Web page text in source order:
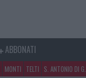
ABBONATI
MONTI TELTI S. ANTONIO DI G.